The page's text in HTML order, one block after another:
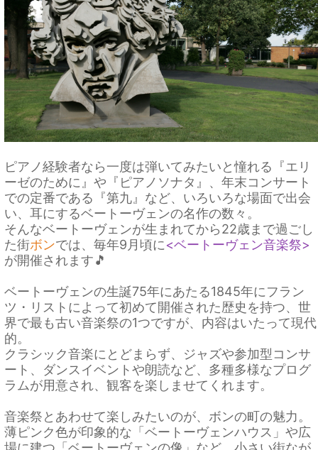
ピアノ経験者なら一度は弾いてみたいと憧れる『エリ
ーゼのために』や『ピアノソナタ』、年末コンサート
での定番である『第九』など、いろいろな場面で出会
い、耳にするベートーヴェンの名作の数々。
そんなベートーヴェンが生まれてから22歳まで過ごし
た街ボンでは、毎年9月頃に<ベートーヴェン音楽祭>
が開催されます🎵
ベートーヴェンの生誕75年にあたる1845年にフラン
ツ・リストによって初めて開催された歴史を持つ、世
界で最も古い音楽祭の1つですが、内容はいたって現代
的。
クラシック音楽にとどまらず、ジャズや参加型コンサ
ート、ダンスイベントや朗読など、多種多様なプログ
ラムが用意され、観客を楽しませてくれます。
音楽祭とあわせて楽しみたいのが、ボンの町の魅力。
薄ピンク色が印象的な「ベートーヴェンハウス」や広